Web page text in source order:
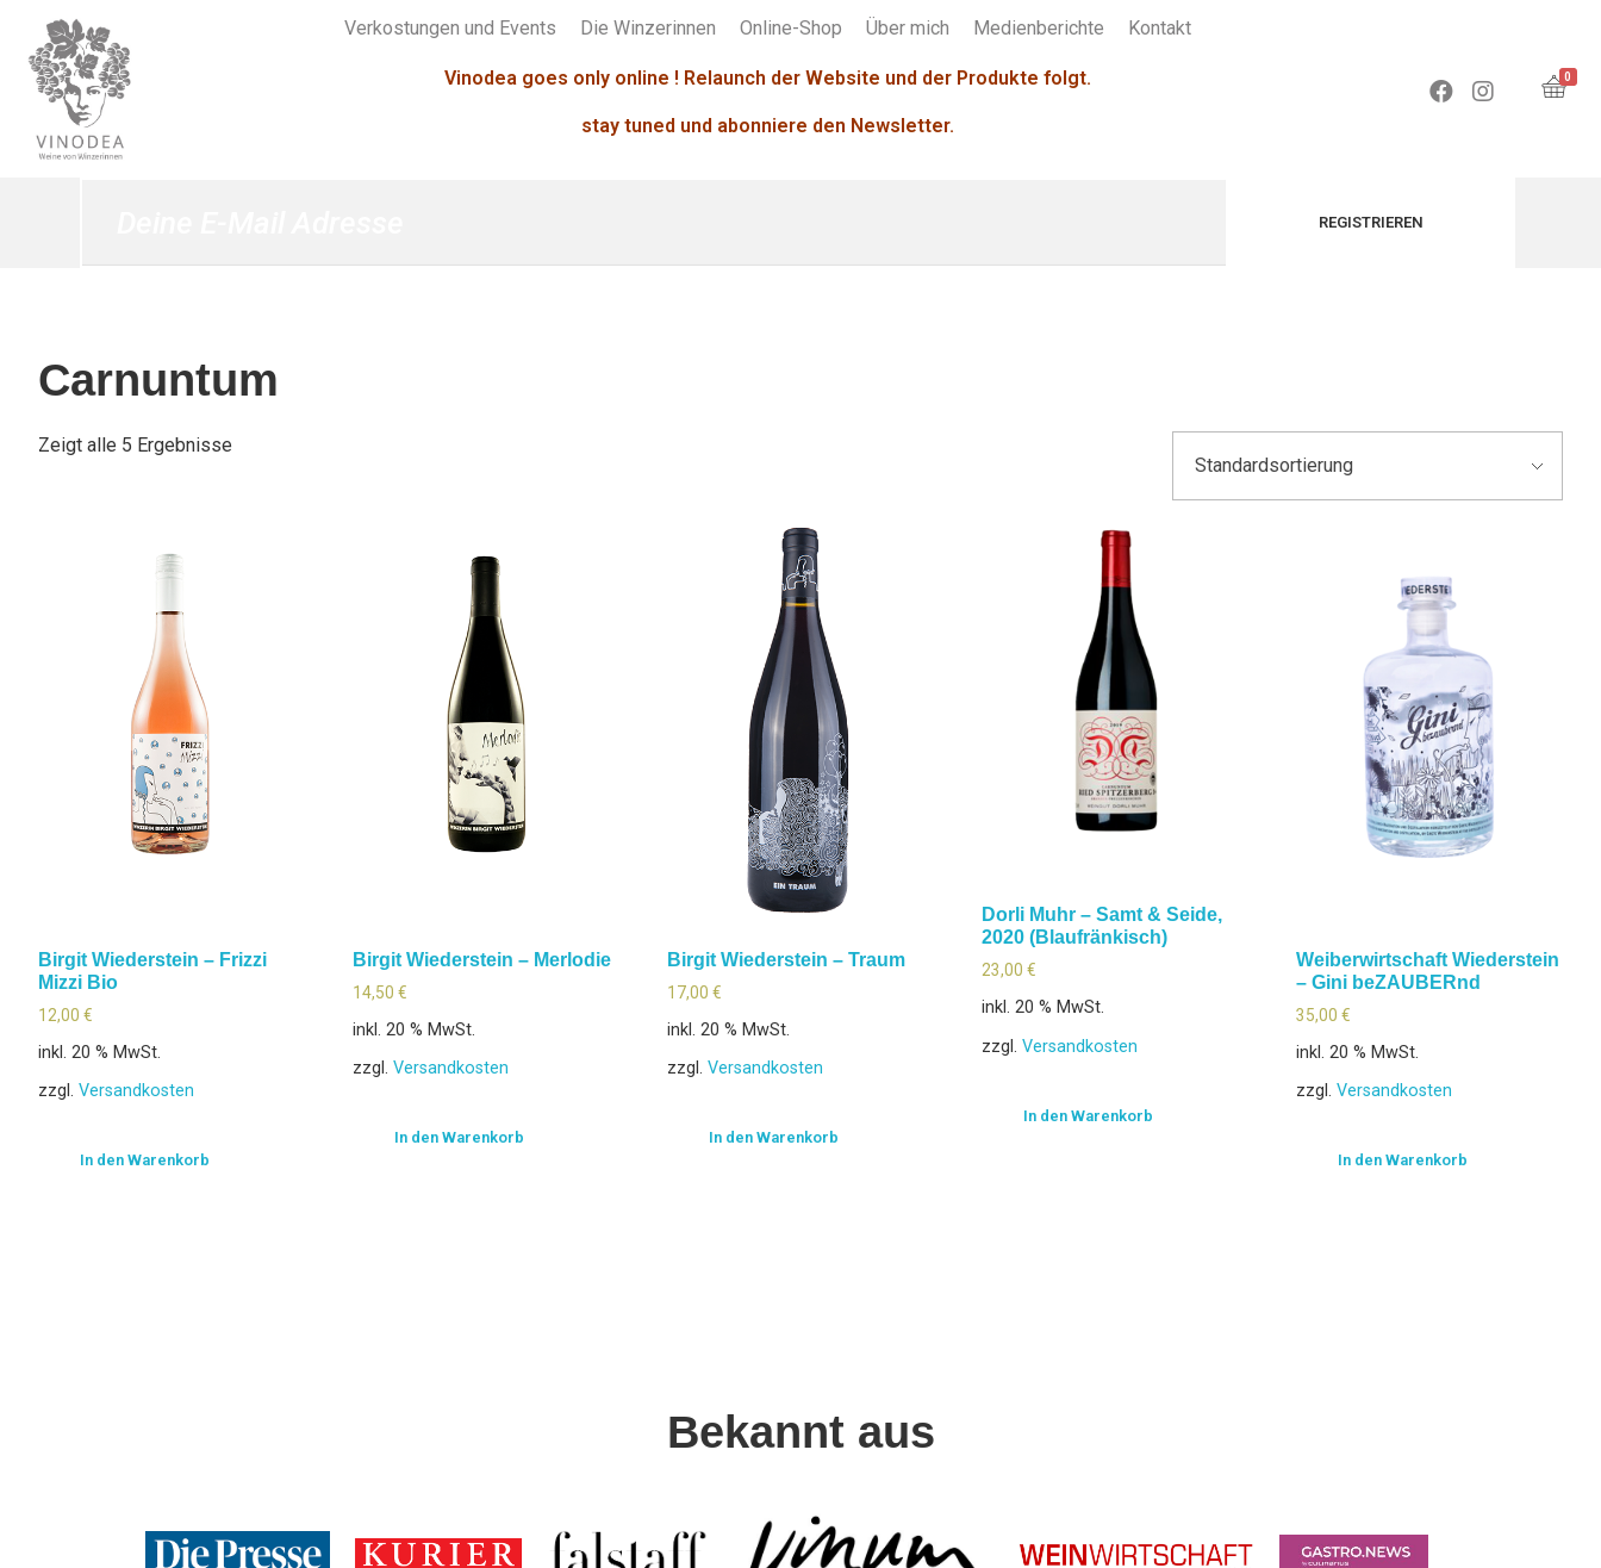
Verkostungen und Events Die Winzerinnen Online-Shop Über mich Medienberichte Kontakt
Vinodea goes only online ! Relaunch der Website und der Produkte folgt.
stay tuned und abonniere den Newsletter.
0
Carnuntum
Zeigt alle 5 Ergebnisse
Birgit Wiederstein – Frizzi
Mizzi Bio
12,00 €
inkl. 20 % MwSt.
zzgl. Versandkosten
In den Warenkorb
Birgit Wiederstein – Merlodie
14,50 €
inkl. 20 % MwSt.
zzgl. Versandkosten
In den Warenkorb
Birgit Wiederstein – Traum
17,00 €
inkl. 20 % MwSt.
zzgl. Versandkosten
In den Warenkorb
Dorli Muhr – Samt & Seide,
2020 (Blaufränkisch)
23,00 €
inkl. 20 % MwSt.
zzgl. Versandkosten
In den Warenkorb
Weiberwirtschaft Wiederstein
– Gini beZAUBERnd
35,00 €
inkl. 20 % MwSt.
zzgl. Versandkosten
In den Warenkorb
Bekannt aus